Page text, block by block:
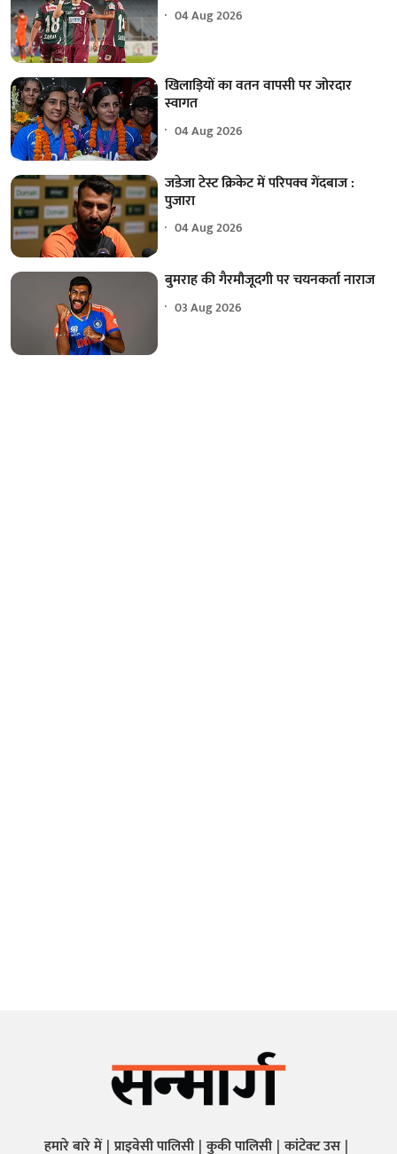
04 Aug 2026
खिलाड़ियों का वतन वापसी पर जोरदार
स्वागत
04 Aug 2026
जडेजा टेस्ट क्रिकेट में परिपक्व गेंदबाज :
पुजारा
04 Aug 2026
बुमराह की गैरमौजूदगी पर चयनकर्ता नाराज
03 Aug 2026
हमारे बारे में प्राइवेसी पालिसी कुकी पालिसी कांटेक्ट उस